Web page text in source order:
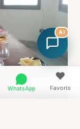
WhatsApp
♥
Favoris
AI